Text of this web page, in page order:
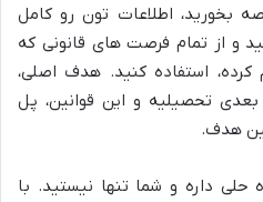
بخورید، اطلاعات تون رو کامل
و از تمام فرصت های قانونی که
استفاده کنید. هدف اصلی،
تحصیلیه و این قوانین، پل
هدف.
حلی داره و شما تنها نیستید. با